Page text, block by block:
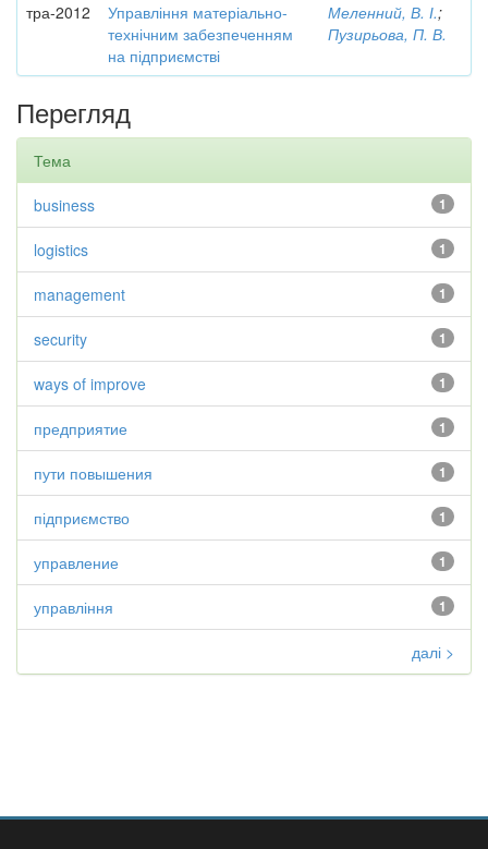
тра-2012
Управління матеріально-
технічним забезпеченням
на підприємстві
Меленний, В. І.;
Пузирьова, П. В.
Перегляд
Тема
1
business
1
logistics
1
management
1
security
1
ways of improve
1
предприятие
1
пути повышения
1
підприємство
1
управление
1
управління
далі >